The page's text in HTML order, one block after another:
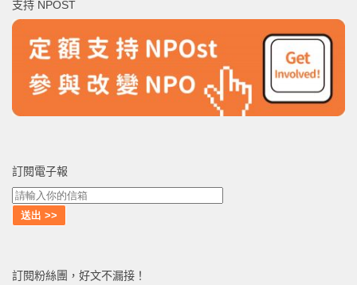
字:
支持 NPOST
訂閱電子報
訂閱粉絲團，好文不漏接！